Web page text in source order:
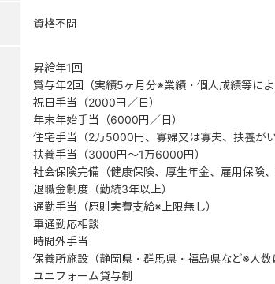
資格不問
昇給年1回
賞与年2回（実績5ヶ月分※業績・個人成績等によ
祝日手当（2000円／日）
年末年始手当（6000円／日）
住宅手当（2万5000円、寡婦又は寡夫、扶養が
扶養手当（3000円～1万6000円）
社会保険完備（健康保険、厚生年金、雇用保険、
退職金制度（勤続3年以上）
通勤手当（原則実費支給※上限無し）
車通勤応相談
時間外手当
保養所施設（静岡県・群馬県・福島県など※人数
ユニフォーム貸与制